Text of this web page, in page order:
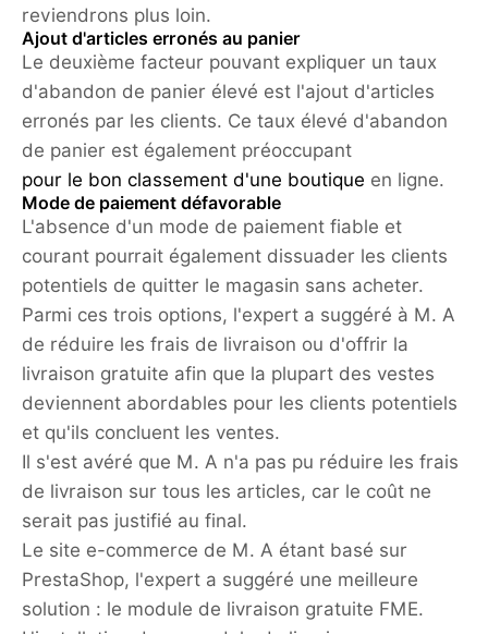
reviendrons plus loin.
Ajout d'articles erronés au panier
Le deuxième facteur pouvant expliquer un taux
d'abandon de panier élevé est l'ajout d'articles
erronés par les clients. Ce taux élevé d'abandon
de panier est également préoccupant
pour le bon classement d'une boutique en ligne.
Mode de paiement défavorable
L'absence d'un mode de paiement fiable et
courant pourrait également dissuader les clients
potentiels de quitter le magasin sans acheter.
Parmi ces trois options, l'expert a suggéré à M. A
de réduire les frais de livraison ou d'offrir la
livraison gratuite afin que la plupart des vestes
deviennent abordables pour les clients potentiels
et qu'ils concluent les ventes.
Il s'est avéré que M. A n'a pas pu réduire les frais
de livraison sur tous les articles, car le coût ne
serait pas justifié au final.
Le site e-commerce de M. A étant basé sur
PrestaShop, l'expert a suggéré une meilleure
solution : le module de livraison gratuite FME.